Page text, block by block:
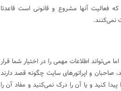
فعالیت آنها مشروع و قانونی است قاعدتا
نمی‌کنند.
اطلاعات مهمی را در اختیار شما قرار
و اپراتورهای سایت چگونه قصد دارند
کنید و یا آن را درک نمی‌کنید و مفاد آن را